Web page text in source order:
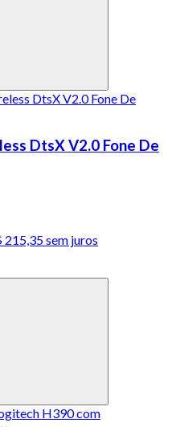
DtsX V2.0 Fone De
215,35 sem juros